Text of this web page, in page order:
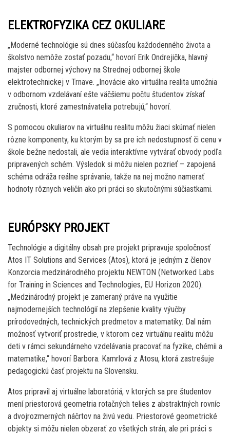
ELEKTROFYZIKA CEZ OKULIARE
„Moderné technológie sú dnes súčasťou každodenného života a
školstvo nemôže zostať pozadu,“ hovorí Erik Ondrejička, hlavný
majster odbornej výchovy na Strednej odbornej škole
elektrotechnickej v Trnave. „Inovácie ako virtuálna realita umožnia
v odbornom vzdelávaní ešte väčšiemu počtu študentov získať
zručnosti, ktoré zamestnávatelia potrebujú,“ hovorí.
S pomocou okuliarov na virtuálnu realitu môžu žiaci skúmať nielen
rôzne komponenty, ku ktorým by sa pre ich nedostupnosť či cenu v
škole bežne nedostali, ale vedia interaktívne vytvárať obvody podľa
pripravených schém. Výsledok si môžu nielen pozrieť – zapojená
schéma odráža reálne správanie, takže na nej možno namerať
hodnoty rôznych veličín ako pri práci so skutočnými súčiastkami.
EURÓPSKY PROJEKT
Technológie a digitálny obsah pre projekt pripravuje spoločnosť
Atos IT Solutions and Services (Atos), ktorá je jedným z členov
Konzorcia medzinárodného projektu NEWTON (Networked Labs
for Training in Sciences and Technologies, EU Horizon 2020).
„Medzinárodný projekt je zameraný práve na využitie
najmodernejších technológií na zlepšenie kvality výučby
prírodovedných, technických predmetov a matematiky. Dal nám
možnosť vytvoriť prostredie, v ktorom cez virtuálnu realitu môžu
deti v rámci sekundárneho vzdelávania pracovať na fyzike, chémii a
matematike,“ hovorí Barbora. Kamrlová z Atosu, ktorá zastrešuje
pedagogickú časť projektu na Slovensku.
Atos pripravil aj virtuálne laboratóriá, v ktorých sa pre študentov
mení priestorová geometria rotačných telies z abstraktných rovníc
a dvojrozmerných náčrtov na živú vedu. Priestorové geometrické
objekty si môžu nielen obzerať zo všetkých strán, ale pri práci s